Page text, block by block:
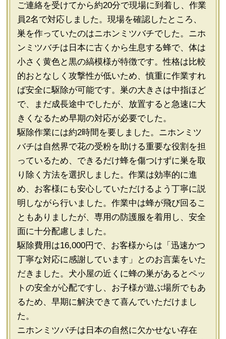
ご連絡を受けてから約20分で現場に到着し、作業
員2名で対応しました。現場を確認したところ、
巣を作っていたのはニホンミツバチでした。ニホ
ンミツバチは日本に古くから生息する蜂で、体は
小さく黄色と黒の縞模様が特徴です。性格は比較
的おとなしく攻撃性が低いため、慎重に作業すれ
ば安全に駆除が可能です。巣の大きさは中指ほど
で、まだ成長途中でしたが、放置すると急速に大
きくなるため早期の対応が必要でした。
駆除作業には約2時間を要しました。ニホンミツ
バチは自然界で花の受粉を助ける重要な役割を担
っているため、できるだけ蜂を傷つけずに巣を取
り除く方法を選択しました。作業は効率的に進
め、お客様にも安心していただけるよう丁寧に説
明しながら行いました。作業中は蜂が飛び回るこ
ともありましたが、専用の防護服を着用し、安全
面に十分配慮しました。
駆除費用は16,000円で、お客様からは「迅速かつ
丁寧な対応に感謝しています」とのお言葉をいた
だきました。犬小屋の近くに蜂の巣があるとペッ
トの安全が心配ですし、お子様が遊ぶ場所でもあ
るため、早期に解決できて喜んでいただけまし
た。
ニホンミツバチは日本の自然に欠かせない存在